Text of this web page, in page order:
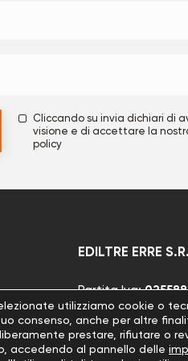
Cliccando su invia dichiari di
visione e di accettare la
policy
EDILTRE ERRE
Partita Iva:
Copyright © 2026
riservati.
utilizziamo cookie o
consenso, anche per altre
prestare, rifiutare o
accedendo al pannello delle